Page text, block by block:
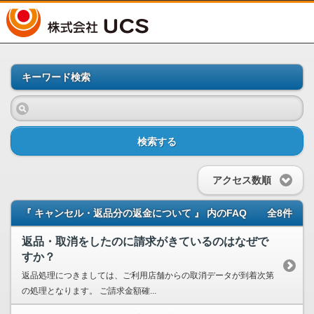
キーワード検索
検索する
アクセス数順
『 キャンセル・返品分の返金について 』 内のFAQ 全8件
返品・取消をしたのに請求がきているのはなぜで
すか？
返品処理につきましては、ご利用店舗からの取消データが到着次第
の処理となります。 ご請求金額確...